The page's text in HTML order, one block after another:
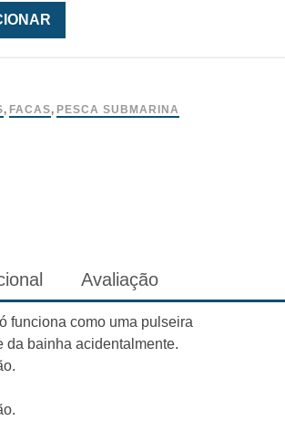
, FACAS, PESCA SUBMARINA
Avaliação
funciona como uma pulseira
da bainha acidentalmente.